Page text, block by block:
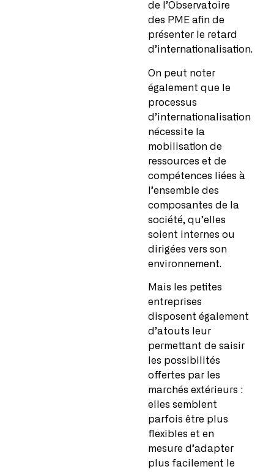
de l’Observatoire
des PME afin de
présenter le retard
d’internationalisation.
On peut noter
également que le
processus
d’internationalisation
nécessite la
mobilisation de
ressources et de
compétences liées à
l’ensemble des
composantes de la
société, qu’elles
soient internes ou
dirigées vers son
environnement.
Mais les petites
entreprises
disposent également
d’atouts leur
permettant de saisir
les possibilités
offertes par les
marchés extérieurs :
elles semblent
parfois être plus
flexibles et en
mesure d’adapter
plus facilement le